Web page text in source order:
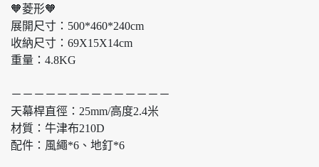
🧡菱形🧡
展開尺寸：500*460*240cm
收納尺寸：69X15X14cm
重量：4.8KG
－－－－－－－－－－－－－－
天幕桿直徑：25mm/高度2.4米
材質：牛津布210D
配件：風繩*6、地釘*6